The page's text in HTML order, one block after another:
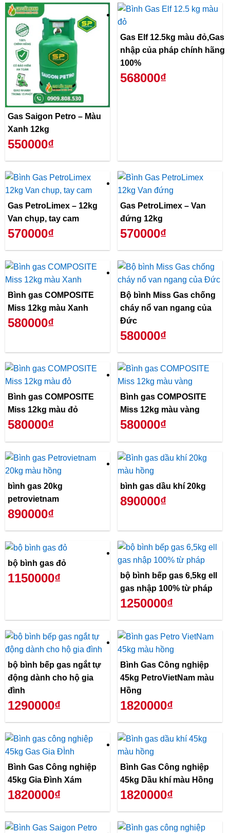
Gas Saigon Petro – Màu
Xanh 12kg
550000₫
Gas Elf 12.5kg màu đỏ,Gas
nhập của pháp chính hãng
100%
568000₫
Gas PetroLimex – 12kg
Van chụp, tay cam
570000₫
Gas PetroLimex – Van
đứng 12kg
570000₫
Bình gas COMPOSITE
Miss 12kg màu Xanh
580000₫
Bộ bình Miss Gas chống
cháy nổ van ngang của
Đức
580000₫
Bình gas COMPOSITE
Miss 12kg màu đỏ
580000₫
Bình gas COMPOSITE
Miss 12kg màu vàng
580000₫
bình gas 20kg
petrovietnam
890000₫
bình gas dầu khí 20kg
890000₫
bộ bình gas đỏ
1150000₫
bộ bình bếp gas 6,5kg ell
gas nhập 100% từ pháp
1250000₫
bộ bình bếp gas ngắt tự
động dành cho hộ gia
đình
1290000₫
Bình Gas Công nghiệp
45kg PetroVietNam màu
Hồng
1820000₫
Bình Gas Công nghiệp
45kg Gia Đình Xám
1820000₫
Bình Gas Công nghiệp
45kg Dầu khí màu Hồng
1820000₫